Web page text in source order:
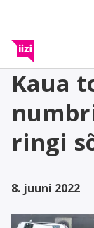
Kaua
ringi
8. juuni 2022